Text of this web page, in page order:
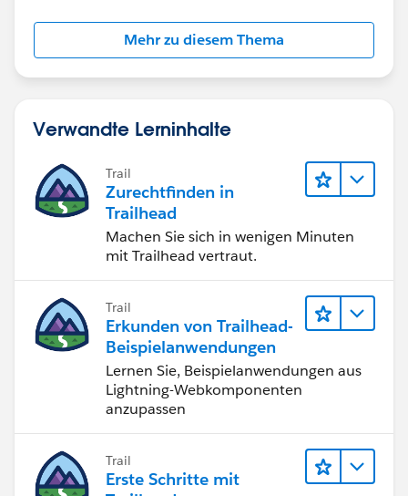
Mehr zu diesem Thema
Verwandte Lerninhalte
Trail
Zurechtfinden in
Trailhead
Machen Sie sich in wenigen Minuten
mit Trailhead vertraut.
Trail
Erkunden von Trailhead-
Beispielanwendungen
Lernen Sie, Beispielanwendungen aus
Lightning-Webkomponenten
anzupassen
Trail
Erste Schritte mit